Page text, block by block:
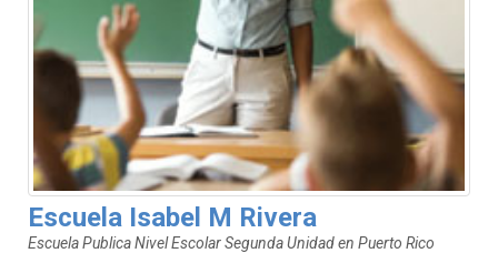
Escuela Isabel M Rivera
Escuela Publica Nivel Escolar Segunda Unidad en Puerto Rico